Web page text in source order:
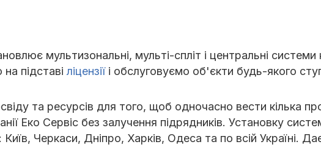
мультизональні, мульті-спліт і центральні системи
підставі ліцензіїі обслуговуємо об'єкти будь-якого
та ресурсів для того, щоб одночасно вести кілька
Еко Сервіс без залучення підрядників. Установку
Черкаси, Дніпро, Харків, Одеса та по всій Україні.